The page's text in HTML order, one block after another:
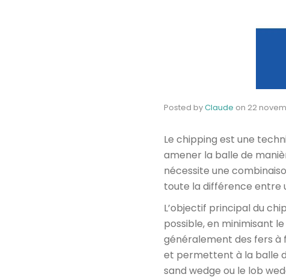
Posted byClaude on 22
Le chipping est une
amener la balle de
nécessite une
toute la différence entre
L’objectif principal du
possible, en minimisant
généralement des fers à
et permettent à la balle
sand wedge ou le lob